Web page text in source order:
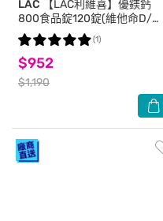
LAC 【LAC利維喜】優鎂鈣
800食品錠120錠(維他命D/鎂/
鉀/檸檬蘋果酸鈣800/孕養調
理)
$952
$1,190
(1)